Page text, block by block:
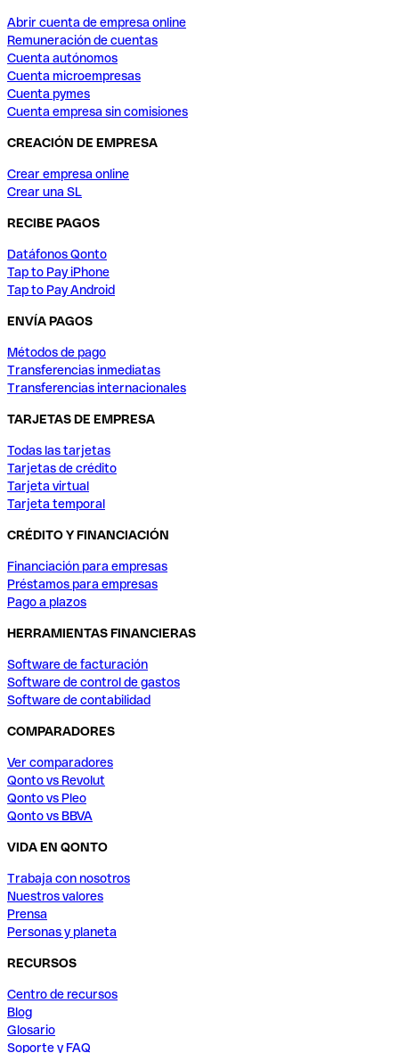
Abrir cuenta de empresa online
Remuneración de cuentas
Cuenta autónomos
Cuenta microempresas
Cuenta pymes
Cuenta empresa sin comisiones
CREACIÓN DE EMPRESA
Crear empresa online
Crear una SL
RECIBE PAGOS
Datáfonos Qonto
Tap to Pay iPhone
Tap to Pay Android
ENVÍA PAGOS
Métodos de pago
Transferencias inmediatas
Transferencias internacionales
TARJETAS DE EMPRESA
Todas las tarjetas
Tarjetas de crédito
Tarjeta virtual
Tarjeta temporal
CRÉDITO Y FINANCIACIÓN
Financiación para empresas
Préstamos para empresas
Pago a plazos
HERRAMIENTAS FINANCIERAS
Software de facturación
Software de control de gastos
Software de contabilidad
COMPARADORES
Ver comparadores
Qonto vs Revolut
Qonto vs Pleo
Qonto vs BBVA
VIDA EN QONTO
Trabaja con nosotros
Nuestros valores
Prensa
Personas y planeta
RECURSOS
Centro de recursos
Blog
Glosario
Soporte y FAQ